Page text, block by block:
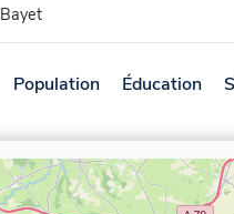
Bayet
Population Éducation